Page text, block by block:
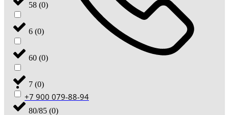
58 (0)
6 (0)
60 (0)
7 (0)
80/85 (0)
+7 900 079-88-94